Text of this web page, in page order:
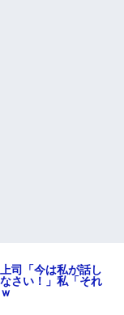
司「今は私が話し
さい！」私「それ